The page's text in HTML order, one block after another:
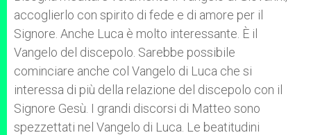
accoglierlo con spirito di fede e di amore per il
Signore. Anche Luca è molto interessante. È il
Vangelo del discepolo. Sarebbe possibile
cominciare anche col Vangelo di Luca che si
interessa di più della relazione del discepolo con il
Signore Gesù. I grandi discorsi di Matteo sono
spezzettati nel Vangelo di Luca. Le beatitudini